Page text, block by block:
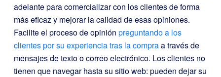
adelante para comercializar con los clientes de forma
más eficaz y mejorar la calidad de esas opiniones.
Facilite el proceso de opinión preguntando a los
clientes por su experiencia tras la compraa través de
mensajes de texto o correo electrónico. Los clientes no
tienen que navegar hasta su sitio web: pueden dejar su